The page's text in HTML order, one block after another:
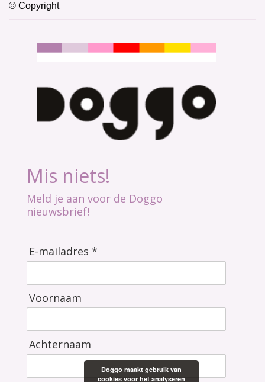
© Copyright
Mis niets!
Meld je aan voor de Doggo
nieuwsbrief!
E-mailadres *
Voornaam
Achternaam
Doggo maakt gebruik van
cookies voor het analyseren